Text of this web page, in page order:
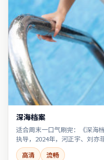
深海档案
适合周末一口气刷完：《深海
执导，2024年，河正宇、刘亦
高清
流畅